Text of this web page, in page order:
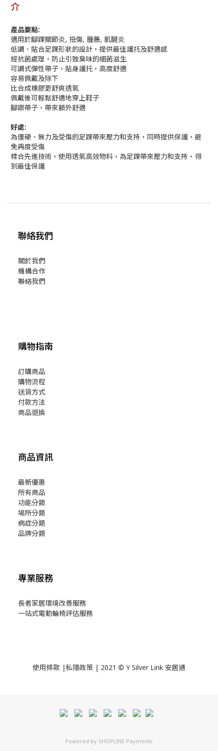
介
產品要點:
適用於腳踝關節炎, 扭傷, 腫脹, 肌腱炎
低調、貼合足踝形狀的設計，提供最佳護托及舒適感
經抗菌處理，防止引致臭味的細菌滋生
可調式彈性帶子，貼身護托，高度舒適
容易佩戴及除下
比合成橡膠更舒爽透氣
佩戴後可輕鬆舒適地穿上鞋子
腳跟帶子，帶來額外舒適
好處:
為僵硬、無力及受傷的足踝帶來壓力和支持，同時提供保護，避
免再度受傷
糅合先進技術，使用透氣高效物料，為足踝帶來壓力和支持，得
到最佳保護
聯絡我們
關於我們
機構合作
聯絡我們
購物指南
訂購商品
購物流程
送貨方式
付款方法
商品退換
商品資訊
最新優惠
所有商品
功能分類
場所分類
病症分類
品牌分類
專業服務
長者家居環境改善服務
一站式電動輪椅評估服務
使用條款 |私隱政策 | 2021 © Y Silver Link 安居通
Powered by SHOPLINE Payments